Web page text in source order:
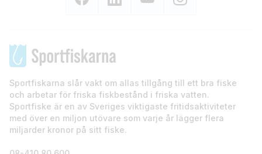
Sportfiskarna slår vakt om allas tillgång till ett bra fiske
och arbetar för friska fiskbestånd i friska vatten.
Sportfiske är en av Sveriges viktigaste fritidsaktiviteter
med över en miljon utövare som varje år lägger flera
miljarder kronor på sitt fiske.